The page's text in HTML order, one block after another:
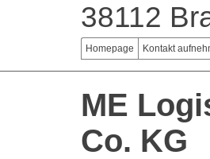
38112
Homepage Kontakt
ME
Co. KG